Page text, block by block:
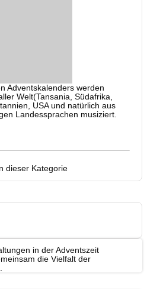
Adventskalenders werden
Welt(Tansania, Südafrika,
USA und natürlich aus
Landessprachen musiziert.
dieser Kategorie
in der Adventszeit
die Vielfalt der